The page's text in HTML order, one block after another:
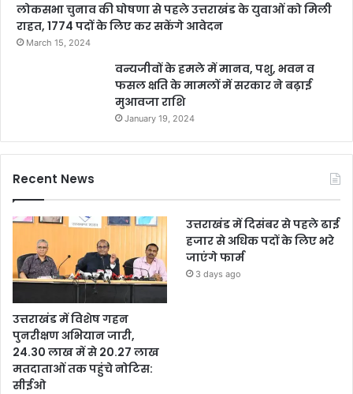
लोकसभा चुनाव की घोषणा से पहले उत्तराखंड के युवाओं को मिली
राहत, 1774 पदों के लिए कर सकेंगे आवेदन
March 15, 2024
वन्यजीवों के हमले में मानव, पशु, भवन व
फसल क्षति के मामलों में सरकार ने बढ़ाई
मुआवजा राशि
January 19, 2024
Recent News
उत्तराखंड में विशेष गहन
पुनरीक्षण अभियान जारी,
24.30 लाख में से 20.27 लाख
मतदाताओं तक पहुंचे नोटिस:
सीईओ
उत्तराखंड में दिसंबर से पहले ढाई
हजार से अधिक पदों के लिए भरे
जाएंगे फार्म
3 days ago